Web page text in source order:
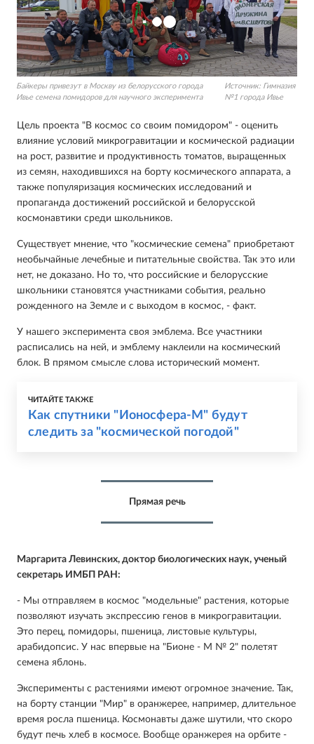
Байкеры привезут в Москву из белорусского города
Ивье семена помидоров для научного эксперимента
Источник: Гимназия
№1 города Ивье
Цель проекта "В космос со своим помидором" - оценить
влияние условий микрогравитации и космической радиации
на рост, развитие и продуктивность томатов, выращенных
из семян, находившихся на борту космического аппарата, а
также популяризация космических исследований и
пропаганда достижений российской и белорусской
космонавтики среди школьников.
Существует мнение, что "космические семена" приобретают
необычайные лечебные и питательные свойства. Так это или
нет, не доказано. Но то, что российские и белорусские
школьники становятся участниками события, реально
рожденного на Земле и с выходом в космос, - факт.
У нашего эксперимента своя эмблема. Все участники
расписались на ней, и эмблему наклеили на космический
блок. В прямом смысле слова исторический момент.
ЧИТАЙТЕ ТАКЖЕ
Как спутники "Ионосфера-М" будут
следить за "космической погодой"
Прямая речь
Маргарита Левинских, доктор биологических наук, ученый
секретарь ИМБП РАН:
- Мы отправляем в космос "модельные" растения, которые
позволяют изучать экспрессию генов в микрогравитации.
Это перец, помидоры, пшеница, листовые культуры,
арабидопсис. У нас впервые на "Бионе - М № 2" полетят
семена яблонь.
Эксперименты с растениями имеют огромное значение. Так,
на борту станции "Мир" в оранжерее, например, длительное
время росла пшеница. Космонавты даже шутили, что скоро
будут печь хлеб в космосе. Вообще оранжерея на орбите -